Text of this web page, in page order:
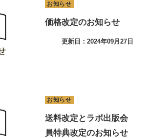
お知らせ
価格改定のお知らせ
更新日：2024年09月27日
お知らせ
送料改定とラボ出版会
員特典改定のお知らせ